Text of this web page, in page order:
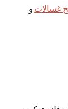
غسالات و